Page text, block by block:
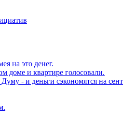
на это денег.
доме и квартире голосовали.
- и деньги сэкономятся на